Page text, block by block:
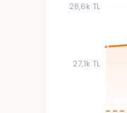
27,1k TL
28,6k TL